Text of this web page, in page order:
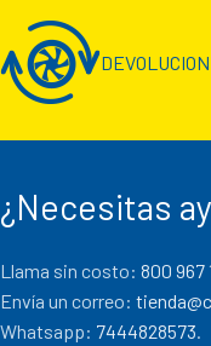
¿Necesitas
Llama sin costo: 800 967
Envía un correo:
Whatsapp: 7444828573.